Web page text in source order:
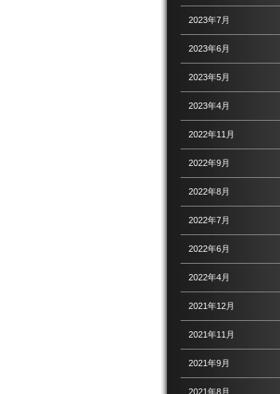
2023年7月
2023年6月
2023年5月
2023年4月
2022年11月
2022年9月
2022年8月
2022年7月
2022年6月
2022年4月
2021年12月
2021年11月
2021年9月
2021年8月